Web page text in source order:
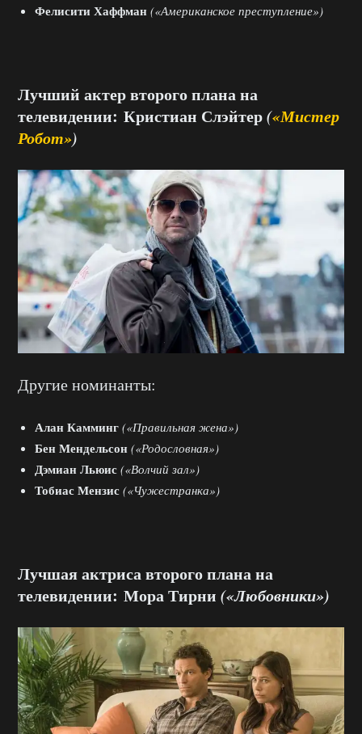
Фелисити Хаффман («Американское преступление»)
Лучший актер второго плана на
телевидении: Кристиан Слэйтер(«Мистер
Робот»)
Другие номинанты:
Алан Камминг («Правильная жена»)
Бен Мендельсон («Родословная»)
Дэмиан Льюис («Волчий зал»)
Тобиас Мензис («Чужестранка»)
Лучшая актриса второго плана на
телевидении: Мора Тирни («Любовники»)